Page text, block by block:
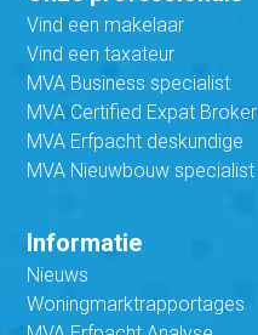
Vind een makelaar
Vind een taxateur
MVA Business specialist
MVA Certified Expat Broker
MVA Erfpacht deskundige
MVA Nieuwbouw specialist
Informatie
Nieuws
Woningmarktrapportages